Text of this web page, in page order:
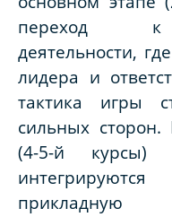
переход к
деятельности,
лидера и
тактика игры
сильных
(4-5-й курсы)
прикладную